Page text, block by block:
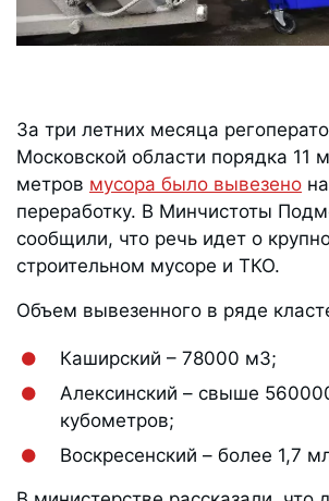
За три летних месяца
Московской области порядка 11
метров мусора было вывезено
переработку. В Минчистоты
сообщили, что речь идет о
строительном мусоре и ТКО.
Объем вывезенного в ряде
Каширский – 78000 м3;
Алексинский – свыше
кубометров;
Воскресенский – более 1,7